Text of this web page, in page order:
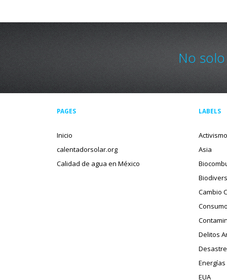
No
PAGES
Inicio
calentadorsolar.org
Calidad de agua en México
LABELS
Asia
Cambio
Delitos
EUA